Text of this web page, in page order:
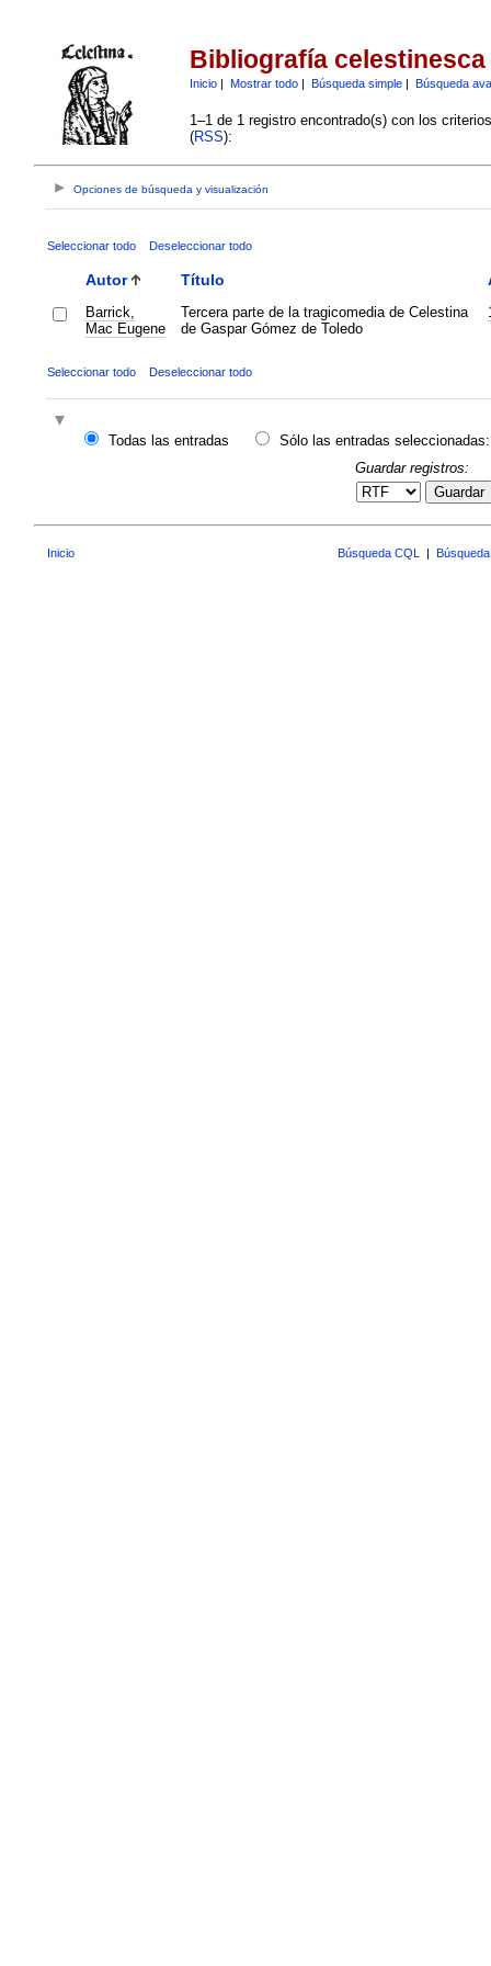
Bibliografía celestinesca
Inicio| Mostrar todo| Búsqueda simple| Búsqueda
1–1 de 1 registro encontrado(s) con los
(RSS):
Opciones de búsqueda y visualización
Seleccionar todo Deseleccionar todo
Autor Título
Barrick,
Mac Eugene
Tercera parte de la tragicomedia de Celestina
de Gaspar Gómez de Toledo
Seleccionar todo Deseleccionar todo
Todas las entradas
Sólo las entradas seleccionadas:
Guardar registros:
Guardar
Inicio Búsqueda CQL